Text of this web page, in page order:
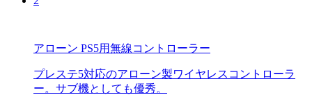
アローン PS5用無線コントローラー
プレステ5対応のアローン製ワイヤレスコントローラ
ー。サブ機としても優秀。